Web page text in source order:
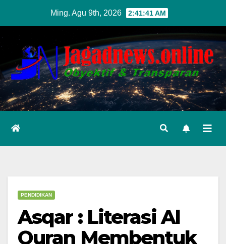
content
Ming. Agu 9th, 2026 2:41:42 AM
PENDIDIKAN
Asqar : Literasi Al
Quran Membentuk